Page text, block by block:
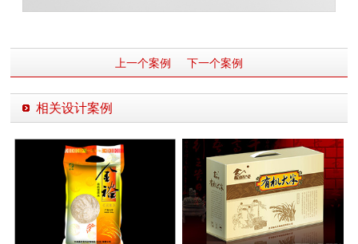
上一个案例 下一个案例
相关设计案例